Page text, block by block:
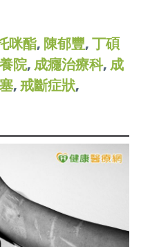
咪酯, 陳郁豐, 丁碩
院, 成癮治療科, 成
, 戒斷症狀,